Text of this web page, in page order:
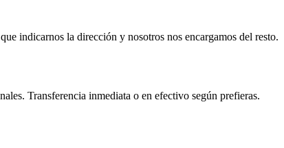
indicarnos la dirección y nosotros nos encargamos del resto.
Transferencia inmediata o en efectivo según prefieras.